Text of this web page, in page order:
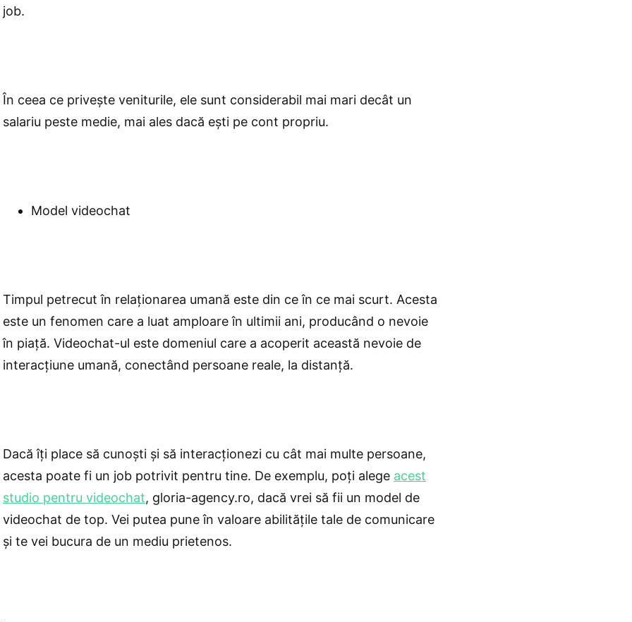
job.
În ceea ce privește veniturile, ele sunt considerabil mai mari decât un
salariu peste medie, mai ales dacă ești pe cont propriu.
Model videochat
Timpul petrecut în relaționarea umană este din ce în ce mai scurt. Acesta
este un fenomen care a luat amploare în ultimii ani, producând o nevoie
în piață. Videochat-ul este domeniul care a acoperit această nevoie de
interacțiune umană, conectând persoane reale, la distanță.
Dacă îți place să cunoști și să interacționezi cu cât mai multe persoane,
acesta poate fi un job potrivit pentru tine. De exemplu, poți alege acest
studio pentru videochat, gloria-agency.ro, dacă vrei să fii un model de
videochat de top. Vei putea pune în valoare abilitățile tale de comunicare
și te vei bucura de un mediu prietenos.